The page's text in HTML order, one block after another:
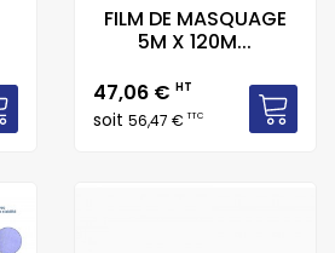
FILM DE MASQUAGE
5M X 120M...
Prix
47,06 € HT
soit 56,47 €TTC